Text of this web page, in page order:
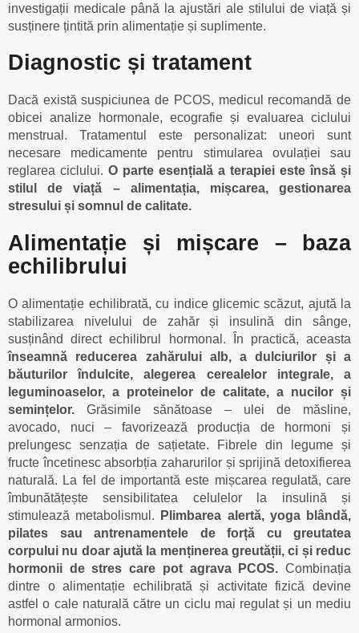
investigații medicale până la ajustări ale stilului de viață și
susținere țintită prin alimentație și suplimente.
Diagnostic și tratament
Dacă există suspiciunea de PCOS, medicul recomandă de
obicei analize hormonale, ecografie și evaluarea ciclului
menstrual. Tratamentul este personalizat: uneori sunt
necesare medicamente pentru stimularea ovulației sau
reglarea ciclului. O parte esențială a terapiei este însă și
stilul de viață – alimentația, mișcarea, gestionarea
stresului și somnul de calitate.
Alimentație și mișcare – baza
echilibrului
O alimentație echilibrată, cu indice glicemic scăzut, ajută la
stabilizarea nivelului de zahăr și insulină din sânge,
susținând direct echilibrul hormonal. În practică, aceasta
înseamnă reducerea zahărului alb, a dulciurilor și a
băuturilor îndulcite, alegerea cerealelor integrale, a
leguminoaselor, a proteinelor de calitate, a nucilor și
semințelor. Grăsimile sănătoase – ulei de măsline,
avocado, nuci – favorizează producția de hormoni și
prelungesc senzația de sațietate. Fibrele din legume și
fructe încetinesc absorbția zaharurilor și sprijină detoxifierea
naturală. La fel de importantă este mișcarea regulată, care
îmbunătățește sensibilitatea celulelor la insulină și
stimulează metabolismul.
Plimbarea alertă, yoga blândă,
pilates sau antrenamentele de forță cu greutatea
corpului nu doar ajută la menținerea greutății, ci și reduc
hormonii de stres care pot agrava PCOS. Combinația
dintre o alimentație echilibrată și activitate fizică devine
astfel o cale naturală către un ciclu mai regulat și un mediu
hormonal armonios.